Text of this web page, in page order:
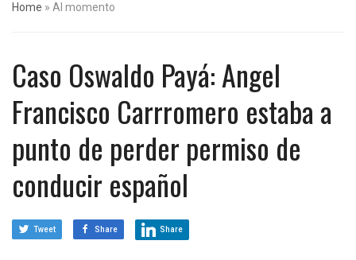
Home » Al momento
Caso Oswaldo Payá: Angel
Francisco Carrromero estaba a
punto de perder permiso de
conducir español
Tweet Share Share